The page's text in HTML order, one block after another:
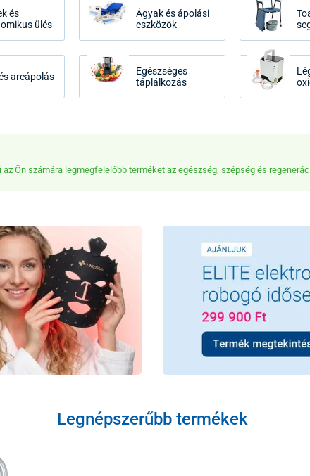
és
ülés
Ágyak és ápolási
eszközök
arcápolás
Egészséges
táplálkozás
Ön számára legmegfelelőbb terméket az egészség, szépség és
Legnépszerűbb termékek